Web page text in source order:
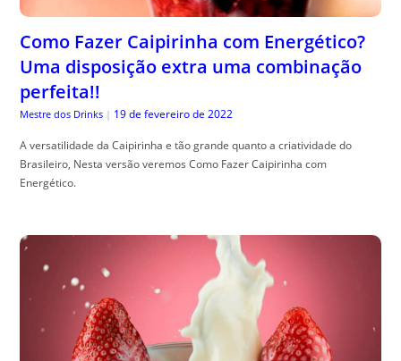
Como Fazer Caipirinha com Energético?
Uma disposição extra uma combinação
perfeita!!
Mestre dos Drinks | 19 de fevereiro de 2022
A versatilidade da Caipirinha e tão grande quanto a criatividade do
Brasileiro, Nesta versão veremos Como Fazer Caipirinha com
Energético.